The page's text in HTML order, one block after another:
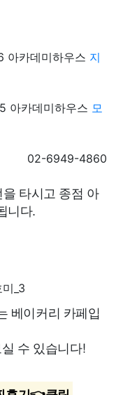
아카데미하우스 지
아카데미하우스 모
02-6949-4860
타시고 종점 아
니다.
베이커리 카페입
수 있습니다!